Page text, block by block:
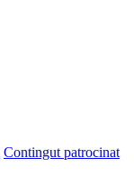
Contingut patrocinat